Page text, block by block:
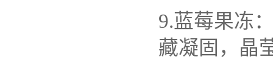
9.蓝莓果冻
藏凝固，晶